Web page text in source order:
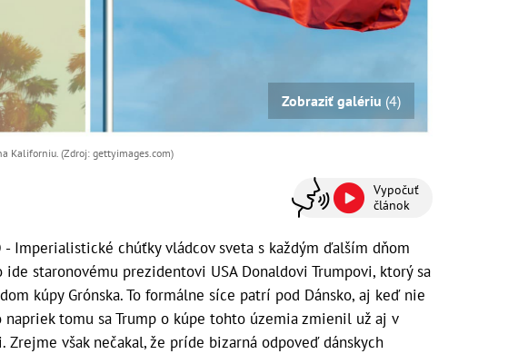
Zobraziť galériu (4)
Kaliforniu. (Zdroj: gettyimages.com)
Vypočuť
článok
- Imperialistické chúťky vládcov sveta s každým ďalším dňom
ide staronovému prezidentovi USA Donaldovi Trumpovi, ktorý sa
kúpy Grónska. To formálne síce patrí pod Dánsko, aj keď nie
napriek tomu sa Trump o kúpe tohto územia zmienil už aj v
Zrejme však nečakal, že príde bizarná odpoveď dánskych